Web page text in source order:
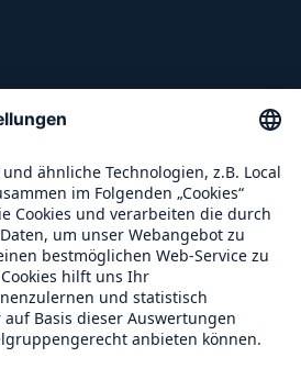
Munich Re
oder Escape-Taste drücken